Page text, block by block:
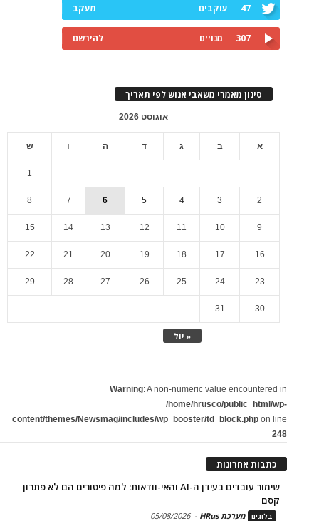
47 עוקבים מעקב
307 מנויים להירשם
סינון מאמרי משאבי אנוש לפי תאריך
אוגוסט 2026
א ב ג ד ה ו ש
« יול
1
2
3
4
5
6
7
8
9
10
11
12
13
14
15
16
17
18
19
20
21
22
23
24
25
26
27
28
29
30
31
Warning: A non-numeric value encountered in
/home/hrusco/public_html/wp-
content/themes/Newsmag/includes/wp_booster/td_block.php on line
248
כתבות אחרונות
שימור עובדים בעידן ה-AI והאי-וודאות: למה פיטורים הם לא פתרון
קסם
בלוגים מערכת HRus -
05/08/2026